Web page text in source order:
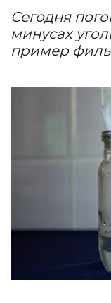
Сегодня
минусах
пример